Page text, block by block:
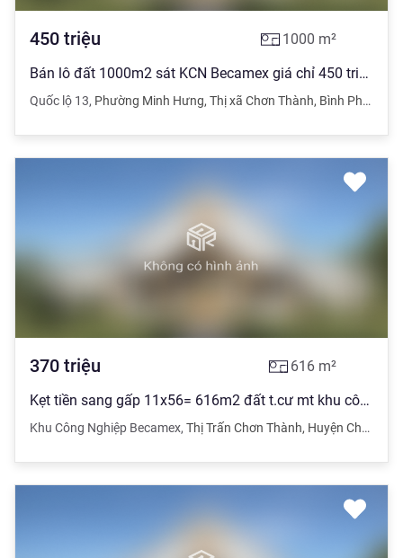
450 triệu 1000 m²
Bán lô đất 1000m2 sát KCN Becamex giá chỉ 450 triệu
Quốc lộ 13, Phường Minh Hưng, Thị xã Chơn Thành, Bình Phước
370 triệu 616 m²
Kẹt tiền sang gấp 11x56= 616m2 đất t.cư mt khu công nghiệp sát chợ xây trọ. 370t
Khu Công Nghiệp Becamex, Thị Trấn Chơn Thành, Huyện Chơn Thành